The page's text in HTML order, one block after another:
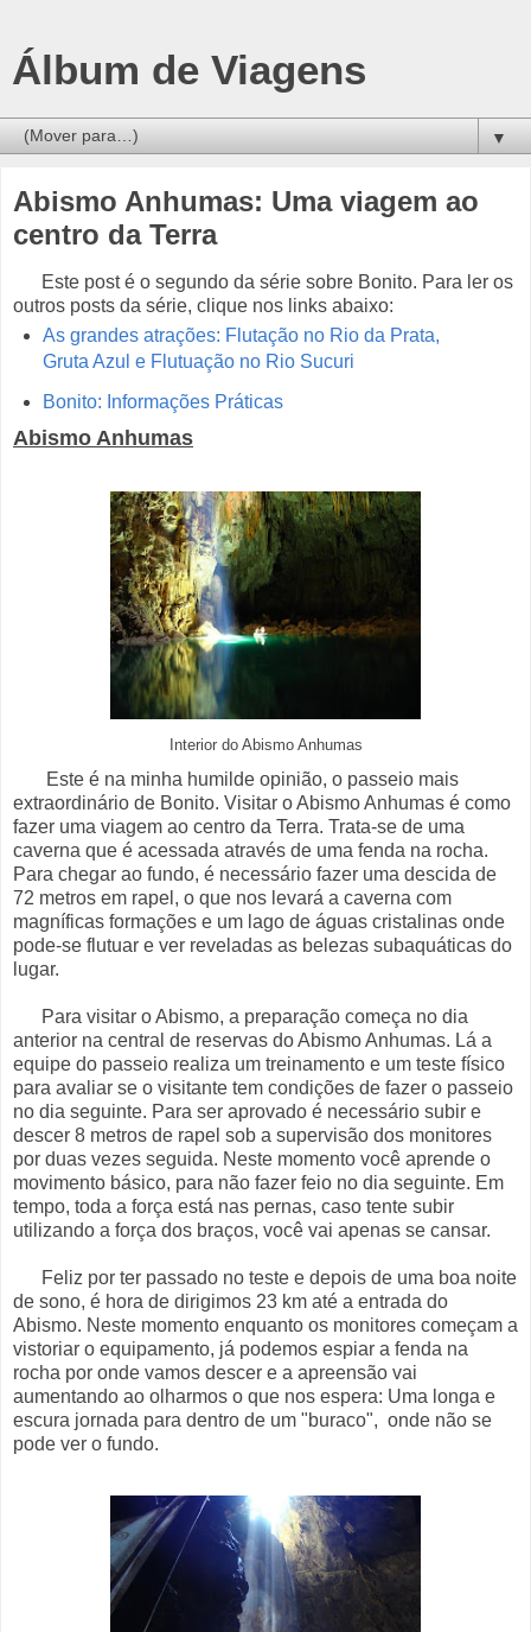
Álbum de Viagens
▼
Abismo Anhumas: Uma viagem ao
centro da Terra
Este post é o segundo da série sobre Bonito. Para ler os
outros posts da série, clique nos links abaixo:
As grandes atrações: Flutação no Rio da Prata,
Gruta Azul e Flutuação no Rio Sucuri
Bonito: Informações Práticas
Abismo Anhumas
Interior do Abismo Anhumas
Este é na minha humilde opinião, o passeio mais
extraordinário de Bonito. Visitar o Abismo Anhumas é como
fazer uma viagem ao centro da Terra. Trata-se de uma
caverna que é acessada através de uma fenda na rocha.
Para chegar ao fundo, é necessário fazer uma descida de
72 metros em rapel, o que nos levará a caverna com
magníficas formações e um lago de águas cristalinas onde
pode-se flutuar e ver reveladas as belezas subaquáticas do
lugar.
Para visitar o Abismo, a preparação começa no dia
anterior na central de reservas do Abismo Anhumas. Lá a
equipe do passeio realiza um treinamento e um teste físico
para avaliar se o visitante tem condições de fazer o passeio
no dia seguinte. Para ser aprovado é necessário subir e
descer 8 metros de rapel sob a supervisão dos monitores
por duas vezes seguida. Neste momento você aprende o
movimento básico, para não fazer feio no dia seguinte. Em
tempo, toda a força está nas pernas, caso tente subir
utilizando a força dos braços, você vai apenas se cansar.
Feliz por ter passado no teste e depois de uma boa noite
de sono, é hora de dirigimos 23 km até a entrada do
Abismo. Neste momento enquanto os monitores começam a
vistoriar o equipamento, já podemos espiar a fenda na
rocha por onde vamos descer e a apreensão vai
aumentando ao olharmos o que nos espera: Uma longa e
escura jornada para dentro de um "buraco", onde não se
pode ver o fundo.